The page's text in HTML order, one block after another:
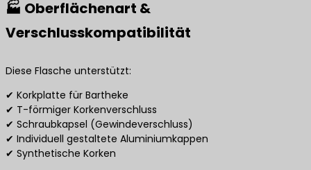
🏭 Oberflächenart &
Verschlusskompatibilität
Diese Flasche unterstützt:
✔ Korkplatte für Bartheke
✔ T-förmiger Korkenverschluss
✔ Schraubkapsel (Gewindeverschluss)
✔ Individuell gestaltete Aluminiumkappen
✔ Synthetische Korken